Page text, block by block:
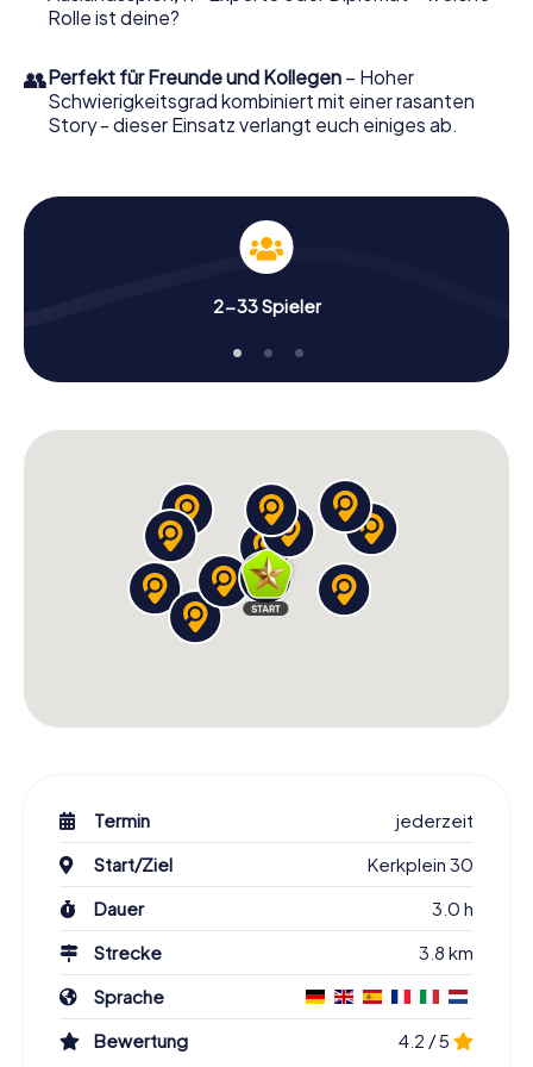
Rolle ist deine?
👥Perfekt für Freunde und Kollegen – Hoher
Schwierigkeitsgrad kombiniert mit einer rasanten
Story - dieser Einsatz verlangt euch einiges ab.
2-33 Spieler
Termin
jederzeit
Start/Ziel
Kerkplein 30
Dauer
3.0 h
Strecke
3.8 km
Sprache
Bewertung
4.2 / 5